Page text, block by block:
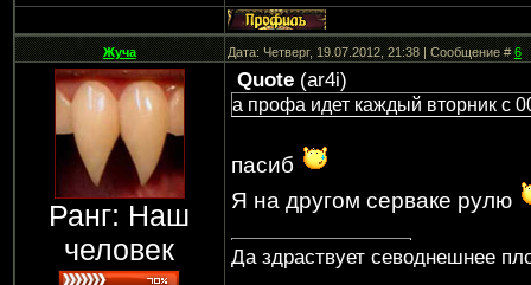
Жуча Дата: Четверг, 19.07.2012, 21:38 | Сообщение #6
Ранг: Наш
человек
Quote(ar4i)
а профа идет каждый вторник с
пасиб
Я на другом серваке рулю
Да здраствует севоднешнее